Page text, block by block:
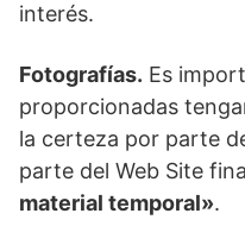
interés.
Fotografías. Es
proporcionadas
la certeza por parte
parte del Web Site
material temporal».